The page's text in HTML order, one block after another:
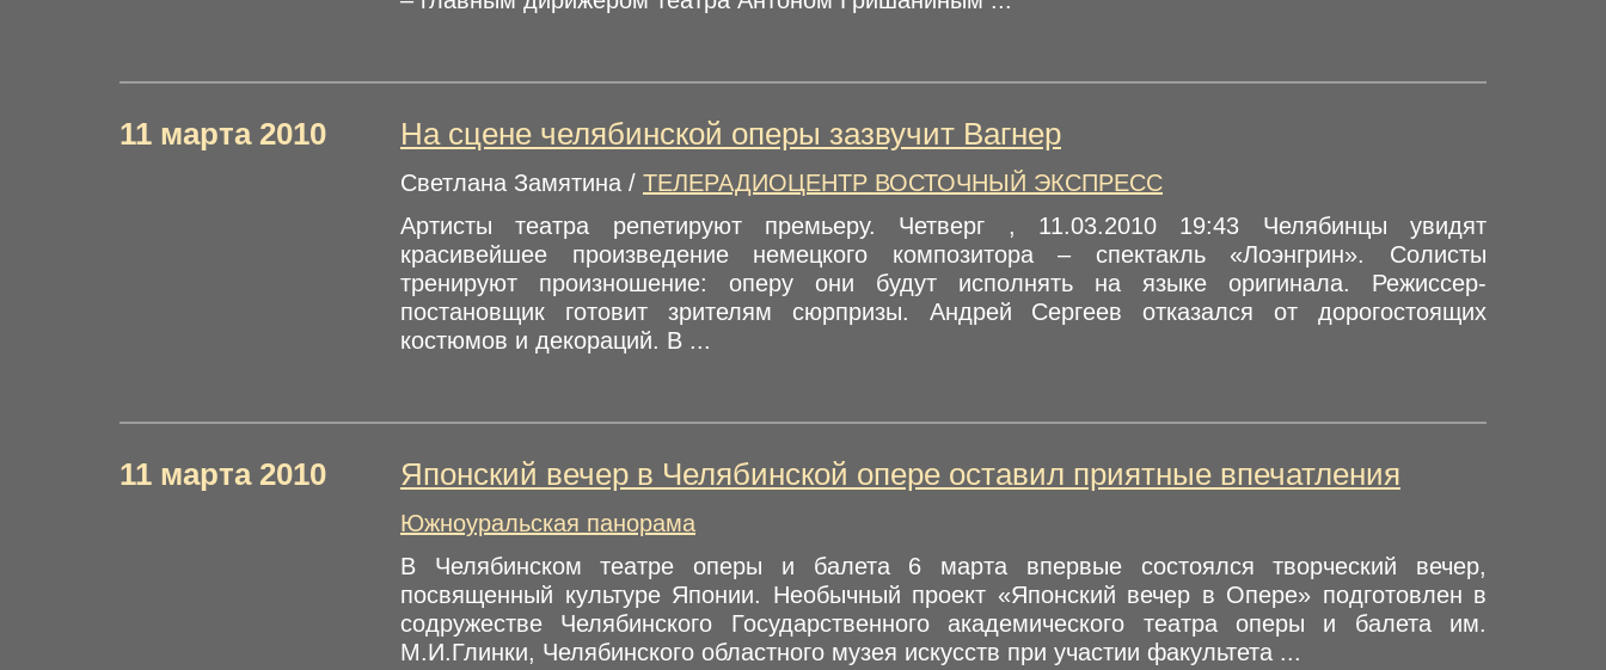
11 марта 2010 На сцене челябинской оперы зазвучит Вагнер
Светлана Замятина / ТЕЛЕРАДИОЦЕНТР ВОСТОЧНЫЙ ЭКСПРЕСС
Артисты театра репетируют премьеру. Четверг , 11.03.2010 19:43 Челябинцы увидят
красивейшее произведение немецкого композитора – спектакль «Лоэнгрин». Солисты
тренируют произношение: оперу они будут исполнять на языке оригинала. Режиссер-
постановщик готовит зрителям сюрпризы. Андрей Сергеев отказался от дорогостоящих
костюмов и декораций. В ...
11 марта 2010 Японский вечер в Челябинской опере оставил приятные впечатления
Южноуральская панорама
В Челябинском театре оперы и балета 6 марта впервые состоялся творческий вечер,
посвященный культуре Японии. Необычный проект «Японский вечер в Опере» подготовлен в
содружестве Челябинского Государственного академического театра оперы и балета им.
М.И.Глинки, Челябинского областного музея искусств при участии факультета ...